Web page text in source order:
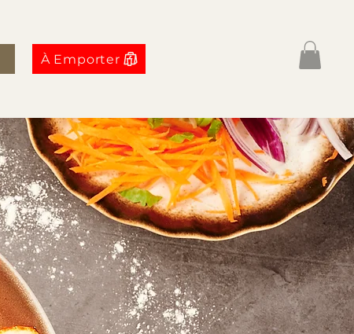
À Emporter